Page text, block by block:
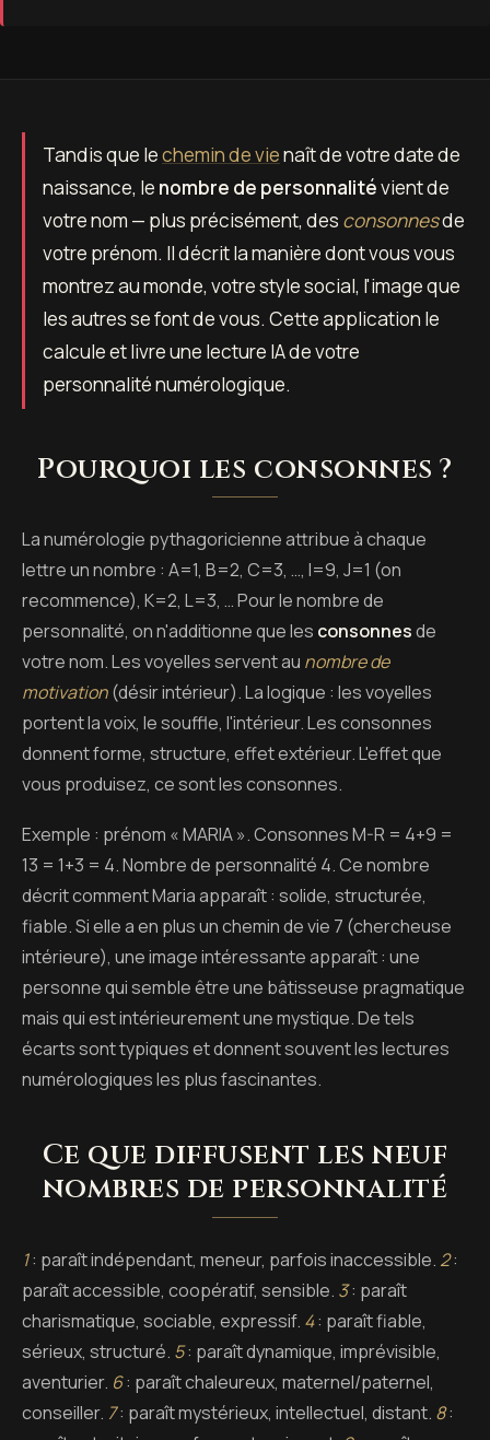
Tandis que lechemin de vienaît de votre date de
naissance, le nombre de personnalitévient de
votre nom — plus précisément, des consonnesde
votre prénom. Il décrit la manière dont vous vous
montrez au monde, votre style social, l'image que
les autres se font de vous. Cette application le
calcule et livre une lecture IA de votre
personnalité numérologique.
Pourquoi les consonnes ?
La numérologie pythagoricienne attribue à chaque
lettre un nombre : A=1, B=2, C=3, …, I=9, J=1 (on
recommence), K=2, L=3, … Pour le nombre de
personnalité, on n'additionne que les consonnesde
votre nom. Les voyelles servent au nombre de
motivation(désir intérieur). La logique : les voyelles
portent la voix, le souffle, l'intérieur. Les consonnes
donnent forme, structure, effet extérieur. L'effet que
vous produisez, ce sont les consonnes.
Exemple : prénom « MARIA ». Consonnes M-R = 4+9 =
13 = 1+3 = 4. Nombre de personnalité 4. Ce nombre
décrit comment Maria apparaît : solide, structurée,
fiable. Si elle a en plus un chemin de vie 7 (chercheuse
intérieure), une image intéressante apparaît : une
personne qui semble être une bâtisseuse pragmatique
mais qui est intérieurement une mystique. De tels
écarts sont typiques et donnent souvent les lectures
numérologiques les plus fascinantes.
Ce que diffusent les neuf
nombres de personnalité
1: paraît indépendant, meneur, parfois inaccessible. 2:
paraît accessible, coopératif, sensible. 3: paraît
charismatique, sociable, expressif. 4: paraît fiable,
sérieux, structuré. 5: paraît dynamique, imprévisible,
aventurier. 6: paraît chaleureux, maternel/paternel,
conseiller. 7: paraît mystérieux, intellectuel, distant. 8: